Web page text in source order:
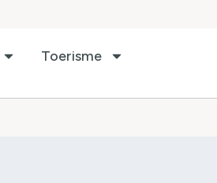
Toerisme